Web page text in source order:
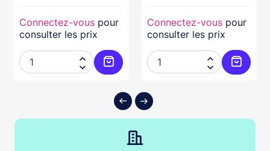
au panier
Connectez-vous pour
consulter les prix


Ajouter au panier
Connectez-vous pour
consulter les prix

